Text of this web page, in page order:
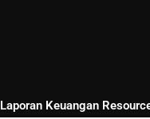
Keuangan